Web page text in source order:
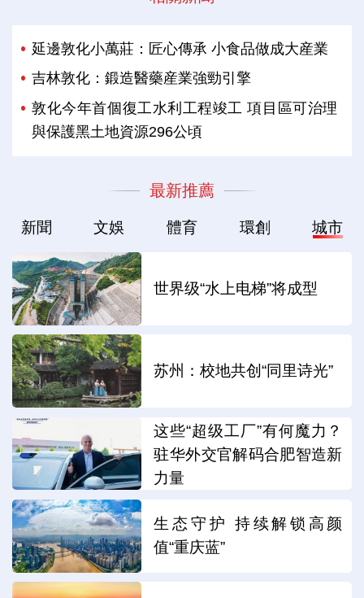
延邊敦化小萬莊：匠心傳承 小食品做成大産業
吉林敦化：鍛造醫藥産業強勁引擎
敦化今年首個復工水利工程竣工 項目區可治理
與保護黑土地資源296公頃
最新推薦
新聞 文娛 體育 環創 城市
世界级“水上电梯”将成型
苏州：校地共创“同里诗光”
这些“超级工厂”有何魔力？
驻华外交官解码合肥智造新
力量
生态守护 持续解锁高颜
值“重庆蓝”